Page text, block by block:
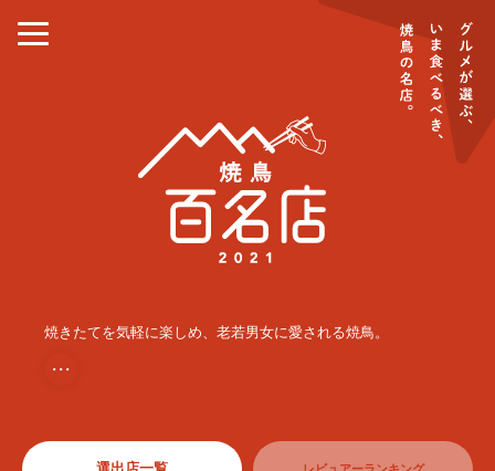
焼きたてを気軽に楽しめ、老若男女に愛される焼鳥。
・・・